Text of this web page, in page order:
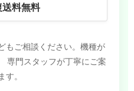
料無料
もご相談ください。機種が
専門スタッフが丁寧にご案
す。